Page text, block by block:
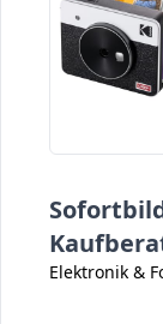
Elektronik &